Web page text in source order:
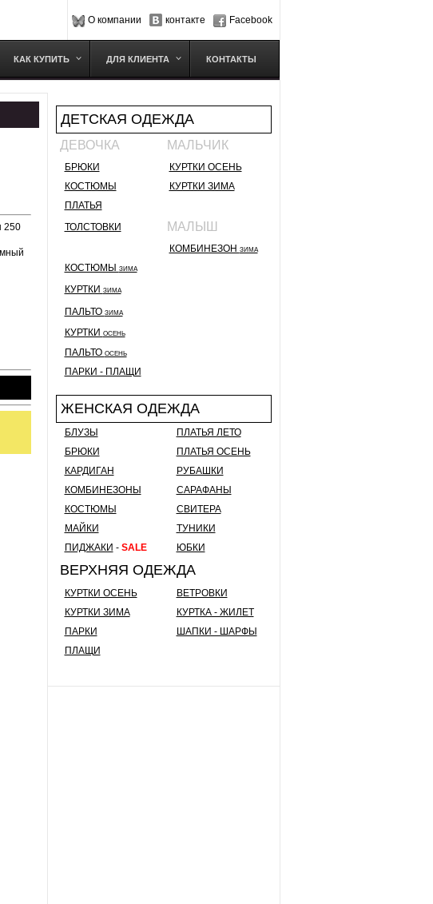
О компании контакте Facebook
КАК КУПИТЬ ДЛЯ КЛИЕНТА КОНТАКТЫ
ДЕТСКАЯ ОДЕЖДА
ДЕВОЧКА МАЛЬЧИК
БРЮКИ
КУРТКИ ОСЕНЬ
КОСТЮМЫ
КУРТКИ ЗИМА
ПЛАТЬЯ
ТОЛСТОВКИ
МАЛЫШ
КОМБИНЕЗОН ЗИМА
КОСТЮМЫ ЗИМА
КУРТКИ ЗИМА
ПАЛЬТО ЗИМА
КУРТКИ ОСЕНЬ
ПАЛЬТО ОСЕНЬ
ПАРКИ - ПЛАЩИ
ЖЕНСКАЯ ОДЕЖДА
БЛУЗЫ
ПЛАТЬЯ ЛЕТО
БРЮКИ
ПЛАТЬЯ ОСЕНЬ
КАРДИГАН
РУБАШКИ
КОМБИНЕЗОНЫ
САРАФАНЫ
КОСТЮМЫ
СВИТЕРА
МАЙКИ
ТУНИКИ
ПИДЖАКИ - SALE ЮБКИ
ВЕРХНЯЯ ОДЕЖДА
КУРТКИ ОСЕНЬ
ВЕТРОВКИ
КУРТКИ ЗИМА
КУРТКА - ЖИЛЕТ
ПАРКИ
ШАПКИ - ШАРФЫ
ПЛАЩИ
250